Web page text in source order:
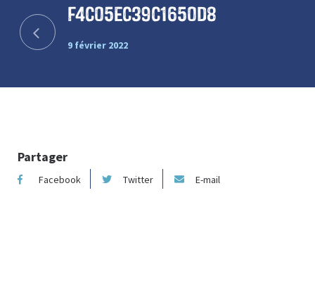
f4c05ec39c1650d8
9 février 2022
Partager
Facebook Twitter E-mail